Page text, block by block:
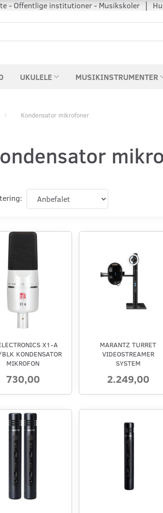
institutioner - Musikskoler │
UKULELE MUSIKINSTRUMENTER
Kondensator mikrofoner
X1-A
KONDENSATOR
MIKROFON
730,00
MARANTZ TURRET
VIDEOSTREAMER
SYSTEM
2.249,00